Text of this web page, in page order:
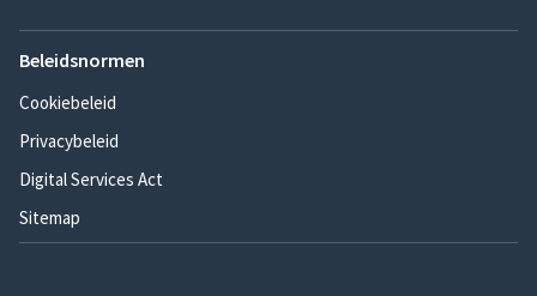
Beleidsnormen
Cookiebeleid
Privacybeleid
Digital Services Act
Sitemap